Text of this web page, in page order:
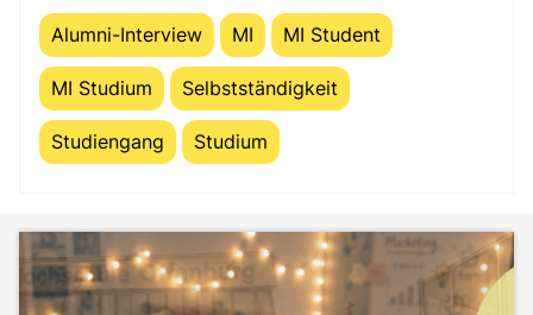
Alumni-Interview MI MI Student
MI Studium Selbstständigkeit
Studiengang Studium